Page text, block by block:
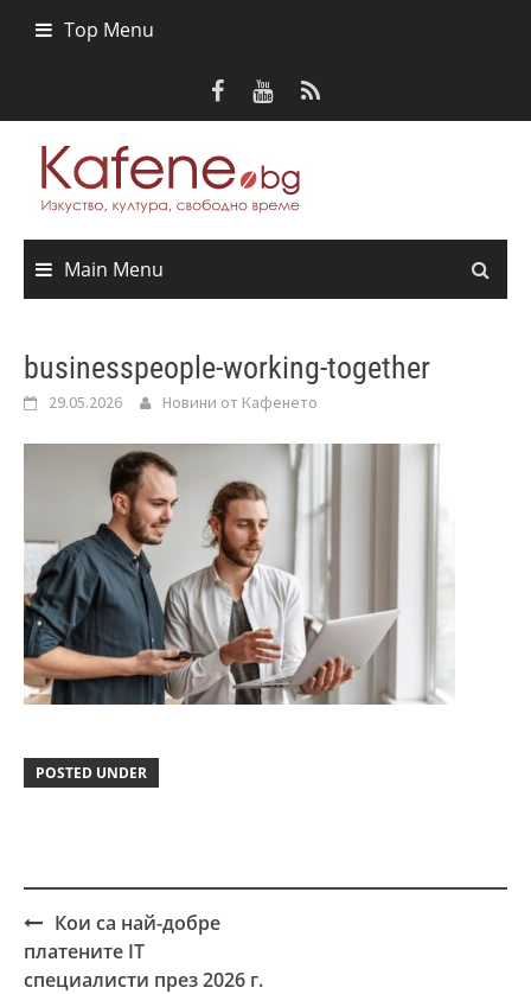
Top Menu
Main Menu
businesspeople-working-together
29.05.2026 Новини от Кафенето
POSTED UNDER
Post
navigation
Кои са най-добре
платените IT
специалисти през 2026 г.